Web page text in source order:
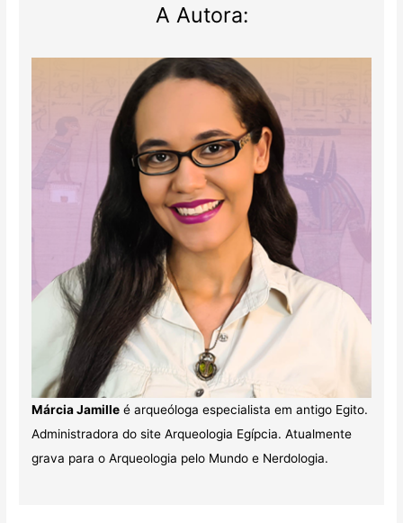
A Autora:
Márcia Jamilleé arqueóloga especialista em antigo Egito.
Administradora do site Arqueologia Egípcia. Atualmente
grava para o Arqueologia pelo Mundo e Nerdologia.